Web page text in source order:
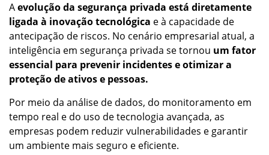
Aevolução da segurança privada está diretamente
ligada à inovação tecnológica e à capacidade de
antecipação de riscos. No cenário empresarial atual, a
inteligência em segurança privada se tornou um fator
essencial para prevenir incidentes e otimizar a
proteção de ativos e pessoas.
Por meio da análise de dados, do monitoramento em
tempo real e do uso de tecnologia avançada, as
empresas podem reduzir vulnerabilidades e garantir
um ambiente mais seguro e eficiente.